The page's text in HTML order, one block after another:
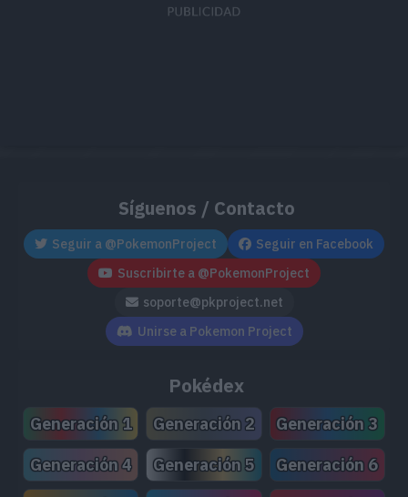
Síguenos / Contacto
Seguir a @PokemonProject
Seguir en Facebook
Suscribirte a @PokemonProject
soporte@pkproject.net
Unirse a Pokemon Project
Pokédex
Generación 1 Generación 2
Generación 3
Generación 4
Generación 5
Generación 6